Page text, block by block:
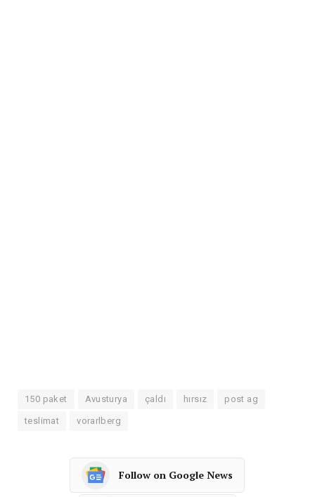
150 paket Avusturya çaldı hırsız post ag
teslimat vorarlberg
Follow on Google News